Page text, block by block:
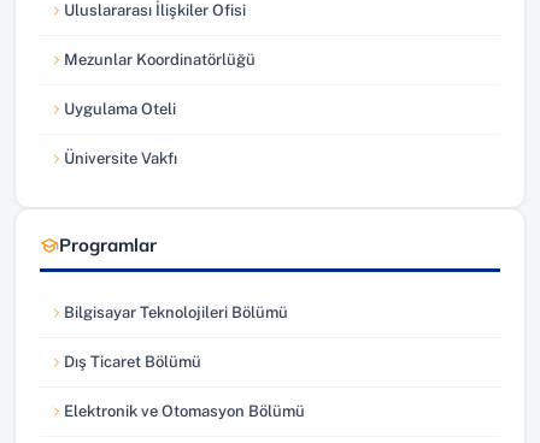
Uluslararası İlişkiler Ofisi
(yeni sekmede açılır)
Mezunlar Koordinatörlüğü
(yeni sekmede açılır)
Uygulama Oteli
(yeni sekmede açılır)
Üniversite Vakfı
(yeni sekmede açılır)
Programlar
Bilgisayar Teknolojileri Bölümü
Dış Ticaret Bölümü
Elektronik ve Otomasyon Bölümü